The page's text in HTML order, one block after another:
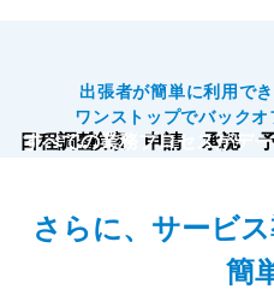
出張者が簡単に利用で
ワンストップでバックオ
日程調整検索 申請 承認
すべての業務プロセスがデ
さらに、サービ
簡